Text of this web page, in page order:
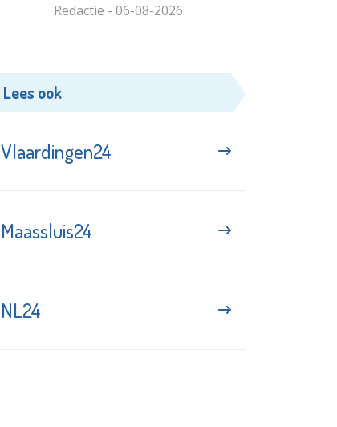
Redactie - 06-08-2026
Lees ook
Vlaardingen24
Maassluis24
NL24